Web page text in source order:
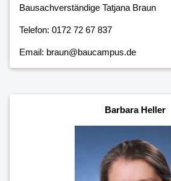
Bausachverständige Tatjana Braun
Telefon: 0172 72 67 837
Email: braun@baucampus.de
Barbara Heller